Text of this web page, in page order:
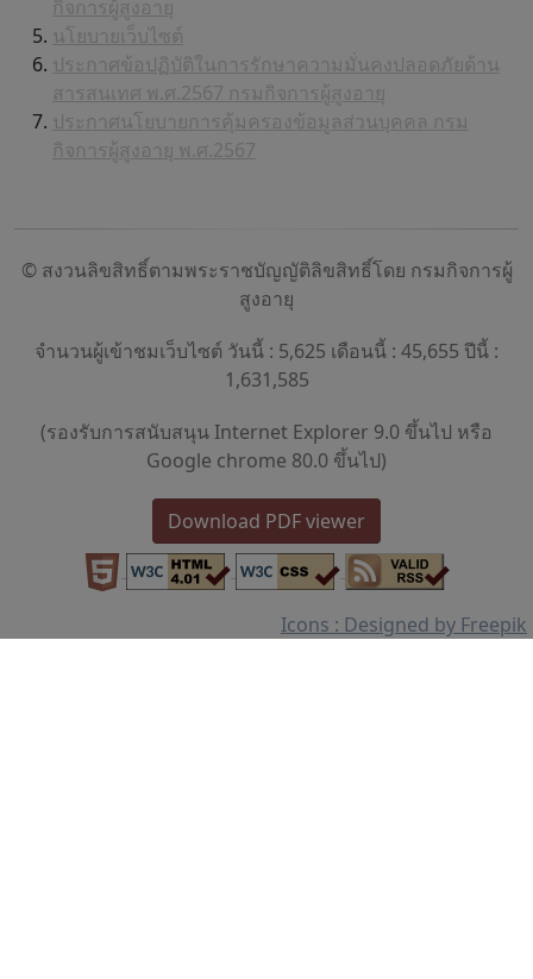
กิจการผู้สูงอายุ
นโยบายเว็บไซต์
ประกาศข้อปฏิบัติในการรักษาความมั่นคงปลอดภัยด้าน
สารสนเทศ พ.ศ.2567 กรมกิจการผู้สูงอายุ
ประกาศนโยบายการคุ้มครองข้อมูลส่วนบุคคล กรม
กิจการผู้สูงอายุ พ.ศ.2567
© สงวนลิขสิทธิ์ตามพระราชบัญญัติลิขสิทธิ์โดย กรมกิจการผู้
สูงอายุ
จำนวนผู้เข้าชมเว็บไซต์ วันนี้ : 5,625 เดือนนี้ : 45,655 ปีนี้ :
1,631,585
(รองรับการสนับสนุน Internet Explorer 9.0 ขึ้นไป หรือ
Google chrome 80.0 ขึ้นไป)
Download PDF viewer
Icons : Designed by Freepik